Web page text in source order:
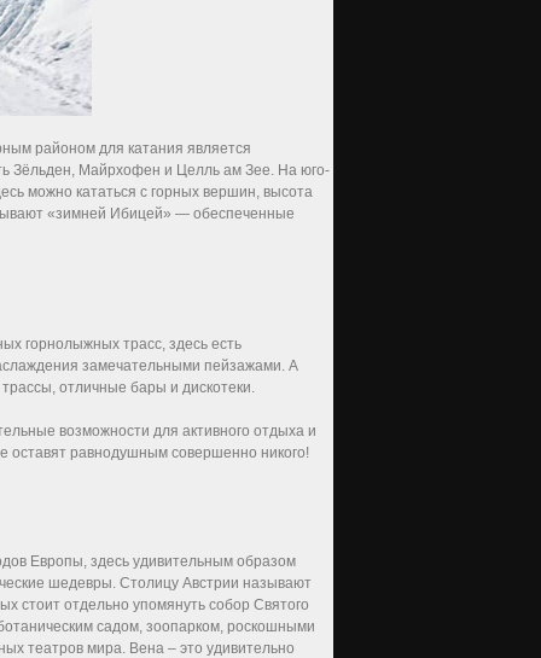
районом для катания является
Зёльден, Майрхофен и Целль ам Зее. На юго-
можно кататься с горных вершин, высота
«зимней Ибицей» — обеспеченные
горнолыжных трасс, здесь есть
замечательными пейзажами. А
отличные бары и дискотеки.
возможности для активного отдыха и
оставят равнодушным совершенно никого!
Европы, здесь удивительным образом
шедевры. Столицу Австрии называют
стоит отдельно упомянуть собор Святого
садом, зоопарком, роскошными
театров мира. Вена – это удивительно